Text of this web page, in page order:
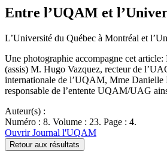
Entre l’UQAM et
L’Université du Québec à Montréal et
Une photographie accompagne cet
(assis) M. Hugo Vazquez, recteur de
internationale de l’UQAM, Mme Danielle
responsable de l’entente UQAM/UAG
Auteur(s) :
Numéro : 8. Volume : 23. Page : 4.
Ouvrir Journal l'UQAM
Retour aux résultats